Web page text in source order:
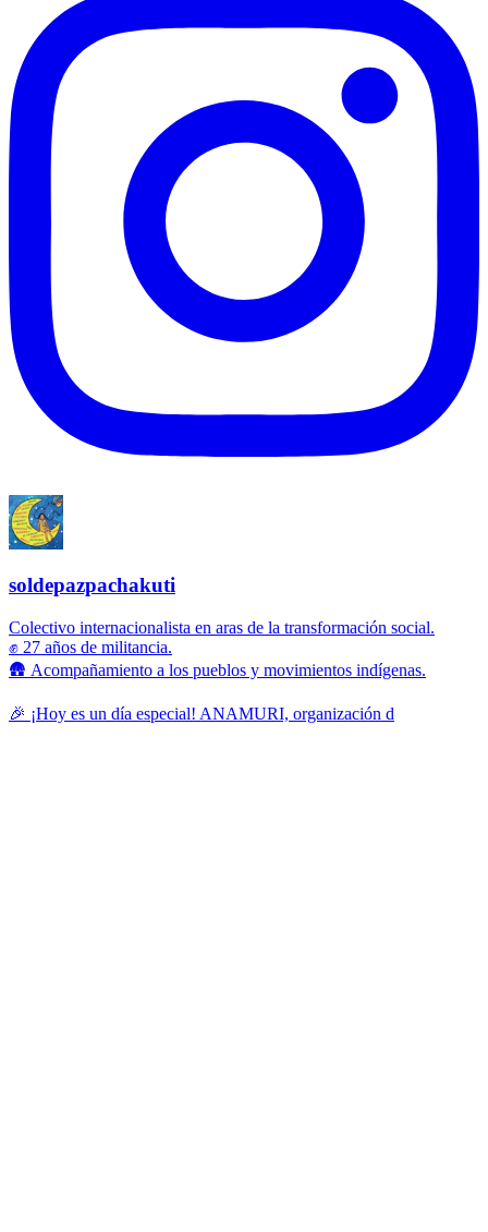
soldepazpachakuti
Colectivo internacionalista en aras de la transformación social.
✊ 27 años de militancia.
🛖 Acompañamiento a los pueblos y movimientos indígenas.
🎉 ¡Hoy es un día especial! ANAMURI, organización d